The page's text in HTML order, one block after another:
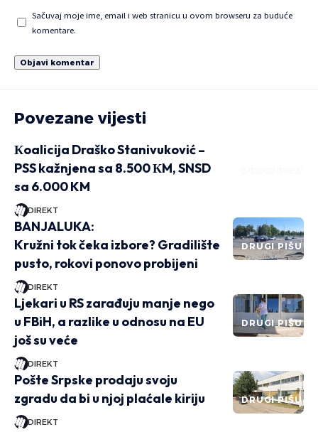
Sačuvaj moje ime, email i web stranicu u ovom browseru za buduće
komentare.
Povezane vijesti
Кoalicija Draško Stanivuković –
PSS kažnjena sa 8.500 КM, SNSD
sa 6.000 KM
DIREKT
DRUGI PIŠU
BANJALUKA:
Kružni tok čeka izbore? Gradilište
pusto, rokovi ponovo probijeni
DIREKT
DRUGI PIŠU
Ljekari u RS zarađuju manje nego
u FBiH, a razlike u odnosu na EU
još su veće
DIREKT
DRUGI PIŠU
Pošte Srpske prodaju svoju
zgradu da bi u njoj plaćale kiriju
DIREKT